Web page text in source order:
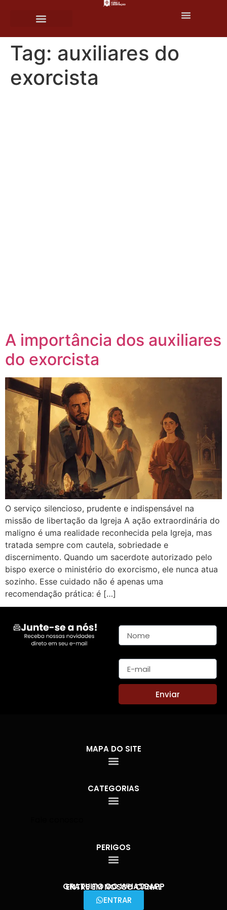
Tag: auxiliares do
exorcista
A importância dos auxiliares
do exorcista
O serviço silencioso, prudente e indispensável na
missão de libertação da Igreja A ação extraordinária do
maligno é uma realidade reconhecida pela Igreja, mas
tratada sempre com cautela, sobriedade e
discernimento. Quando um sacerdote autorizado pelo
bispo exerce o ministério do exorcismo, ele nunca atua
sozinho. Esse cuidado não é apenas uma
recomendação prática: é […]
Enviar
MAPA DO SITE
CATEGORIAS
PERIGOS
ENTRE EM NOSSO CANAL
GRATUITO DO WHATSAPP
ENTRAR